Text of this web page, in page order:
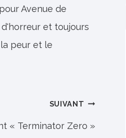
Avenue de
et toujours
peur et le
SUIVANT
« Terminator Zero »